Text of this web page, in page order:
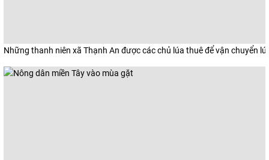
Những thanh niên xã Thạnh An được các chủ lúa thuê để vận chuyển